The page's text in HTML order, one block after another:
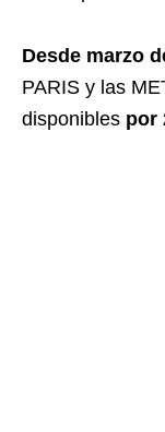
Desde marzo
PARIS y las
disponibles por